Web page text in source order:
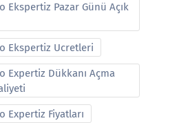
Ekspertiz Pazar Günü Açık
Ekspertiz Ucretleri
Expertiz Dükkanı Açma
Expertiz Fiyatları